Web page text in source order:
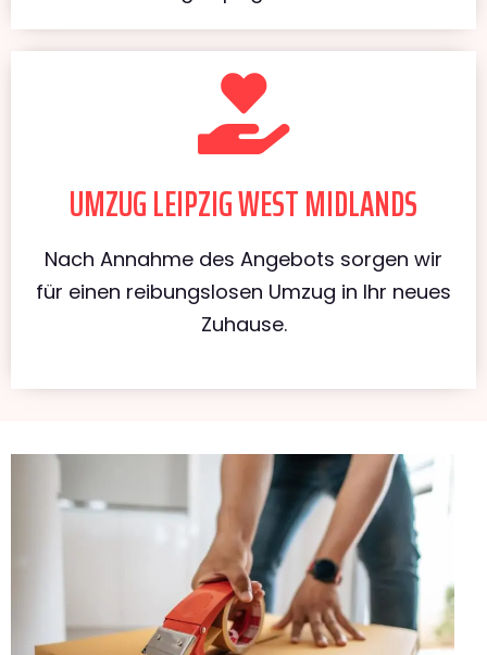
UMZUG LEIPZIG WEST MIDLANDS
Nach Annahme des Angebots sorgen wir
für einen reibungslosen Umzug in Ihr neues
Zuhause.